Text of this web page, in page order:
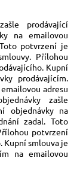
prodávající
na emailovou
potvrzení je
Přílohou
Kupní
prodávajícím.
adresu
zašle
objednávky na
zadal. Toto
potvrzení
Kupní smlouva je
na emailovou